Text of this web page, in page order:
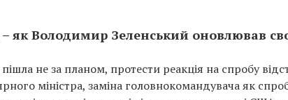
– як Володимир Зеленський оновлював
не за планом, протести реакція на спробу
міністра, заміна головнокомандувача як